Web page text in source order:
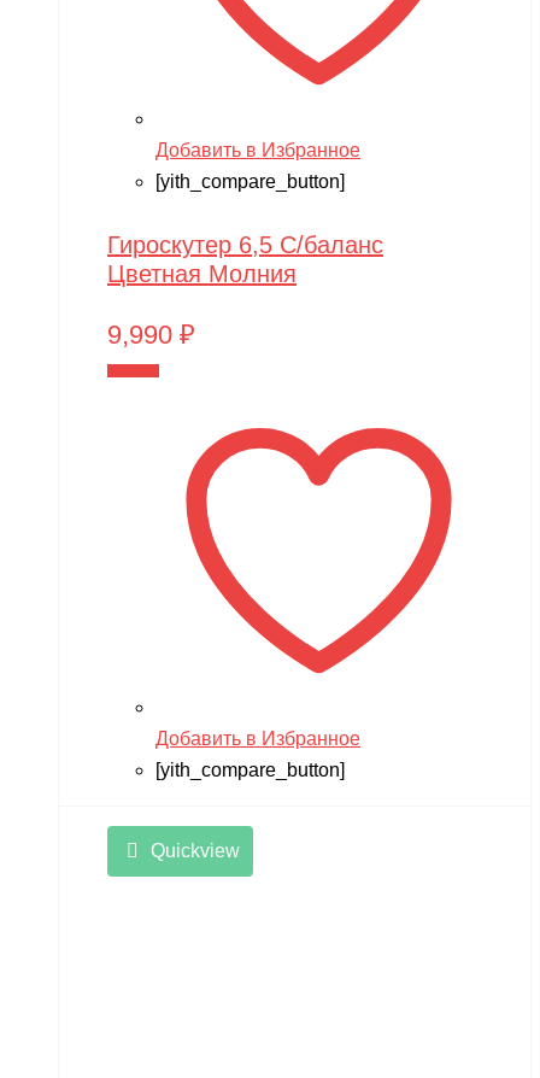
Добавить в Избранное
[yith_compare_button]
Гироскутер 6,5 С/баланс
Цветная Молния
9,990 ₽
Добавить в Избранное
[yith_compare_button]
Quickview